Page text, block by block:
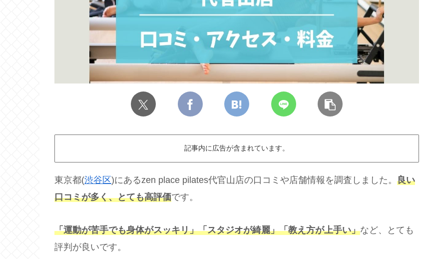
記事内に広告が含まれています。
東京都(渋谷区)にあるzen place pilates代官山店の口コミや店舗情報を調査しました。 良い
口コミが多く、とても高評価です。
「運動が苦手でも身体がスッキリ」「スタジオが綺麗」「教え方が上手い」など、とても
評判が良いです。